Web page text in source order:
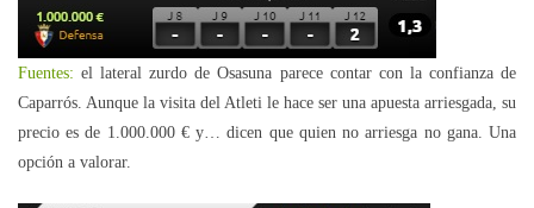
Fuentes: el lateral zurdo de Osasuna parece contar con la confianza de
Caparrós. Aunque la visita del Atleti le hace ser una apuesta arriesgada, su
precio es de 1.000.000 € y… dicen que quien no arriesga no gana. Una
opción a valorar.